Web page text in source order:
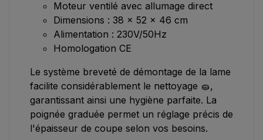
Moteur ventilé avec allumage direct
Dimensions : 38 x 52 x 46 cm
Alimentation : 230V/50Hz
Homologation CE
Le système breveté de démontage de la lame
facilite considérablement le nettoyage 🧽,
garantissant ainsi une hygiène parfaite. La
poignée graduée permet un réglage précis de
l'épaisseur de coupe selon vos besoins.